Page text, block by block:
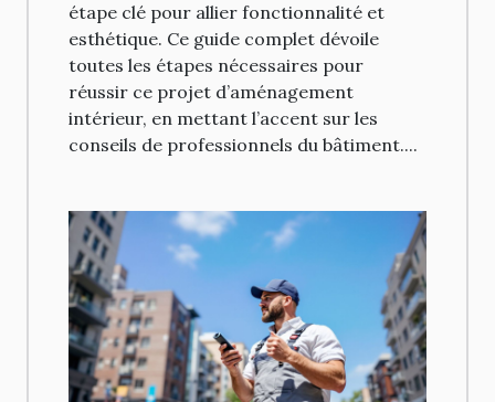
étape clé pour allier fonctionnalité et
esthétique. Ce guide complet dévoile
toutes les étapes nécessaires pour
réussir ce projet d’aménagement
intérieur, en mettant l’accent sur les
conseils de professionnels du bâtiment....